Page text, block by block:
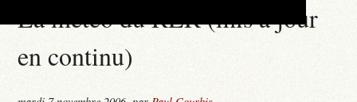
La météo du RER (mis à jour
en continu)